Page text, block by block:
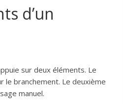
d’un
sur deux éléments. Le
le branchement. Le deuxième
manuel.